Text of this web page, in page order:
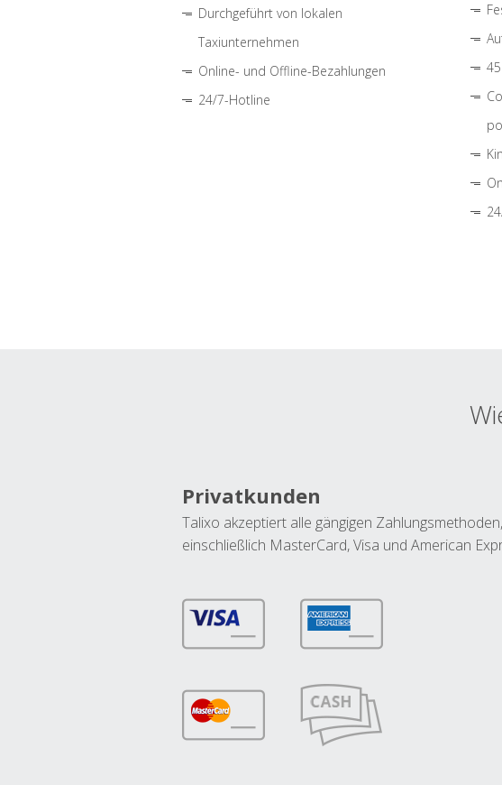
Durchgeführt von lokalen
Taxiunternehmen
Online- und Offline-Bezahlungen
24/7-Hotline
Privatkunden
Talixo akzeptiert alle gängigen Zahlungsmethoden,
einschließlich MasterCard, Visa und American